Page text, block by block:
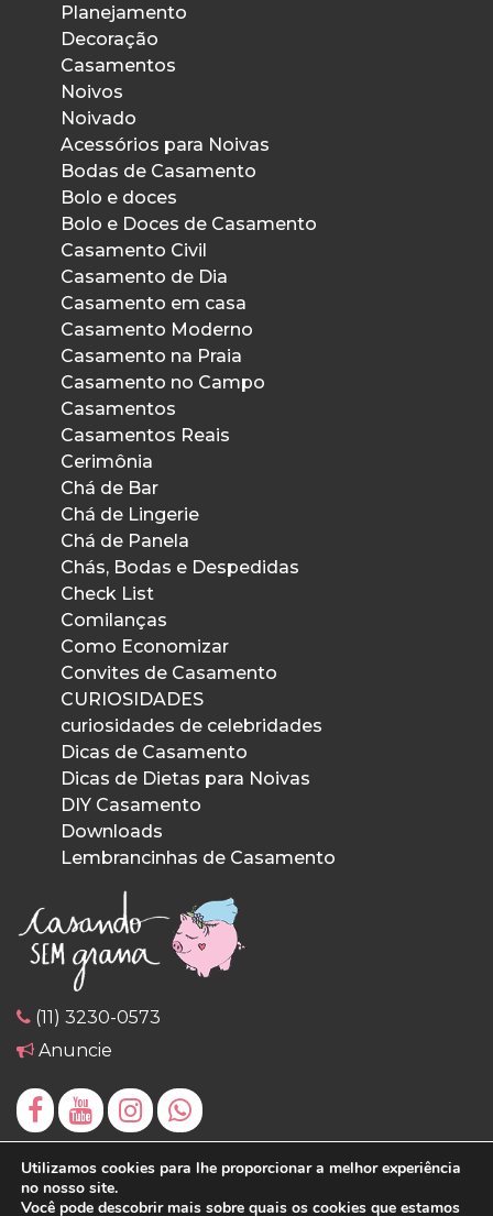
Planejamento
Decoração
Casamentos
Noivos
Noivado
Acessórios para Noivas
Bodas de Casamento
Bolo e doces
Bolo e Doces de Casamento
Casamento Civil
Casamento de Dia
Casamento em casa
Casamento Moderno
Casamento na Praia
Casamento no Campo
Casamentos
Casamentos Reais
Cerimônia
Chá de Bar
Chá de Lingerie
Chá de Panela
Chás, Bodas e Despedidas
Check List
Comilanças
Como Economizar
Convites de Casamento
CURIOSIDADES
curiosidades de celebridades
Dicas de Casamento
Dicas de Dietas para Noivas
DIY Casamento
Downloads
Lembrancinhas de Casamento
(11) 3230-0573
Anuncie
Utilizamos cookies para lhe proporcionar a melhor experiência
no nosso site.
Você pode descobrir mais sobre quais os cookies que estamos